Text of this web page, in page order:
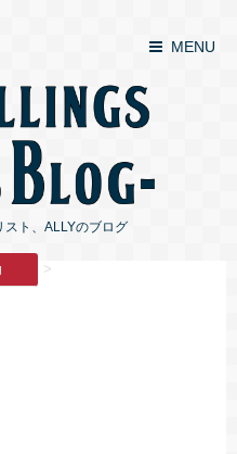
MENU
ト、ALLYのブログ
>